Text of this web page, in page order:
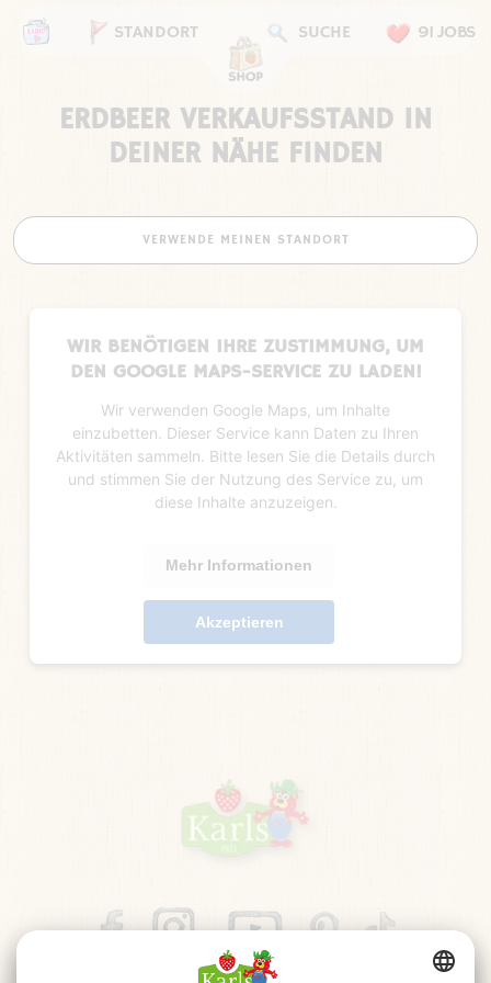
STANDORT SUCHE 91 JOBS
ERDBEER VERKAUFSSTAND IN
DEINER NÄHE FINDEN
VERWENDE MEINEN STANDORT
WIR BENÖTIGEN IHRE ZUSTIMMUNG, UM
DEN GOOGLE MAPS-SERVICE ZU LADEN!
Wir verwenden Google Maps, um Inhalte
einzubetten. Dieser Service kann Daten zu Ihren
Aktivitäten sammeln. Bitte lesen Sie die Details durch
und stimmen Sie der Nutzung des Service zu, um
diese Inhalte anzuzeigen.
Mehr Informationen
Akzeptieren